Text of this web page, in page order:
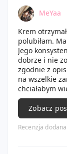
MeYaa
Krem
polubiłam.
Jego
dobrze i nie
zgodnie z
na wszelkie
chciałabym
się ze
krem łatwo
tyle
kosmetyczki.
Zobacz
Recenzja